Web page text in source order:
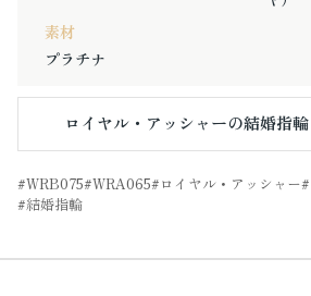
素材
プラチナ
ロイヤル・アッシャーの結婚指
WRB075 WRA065 ロイヤル・アッシャー
結婚指輪